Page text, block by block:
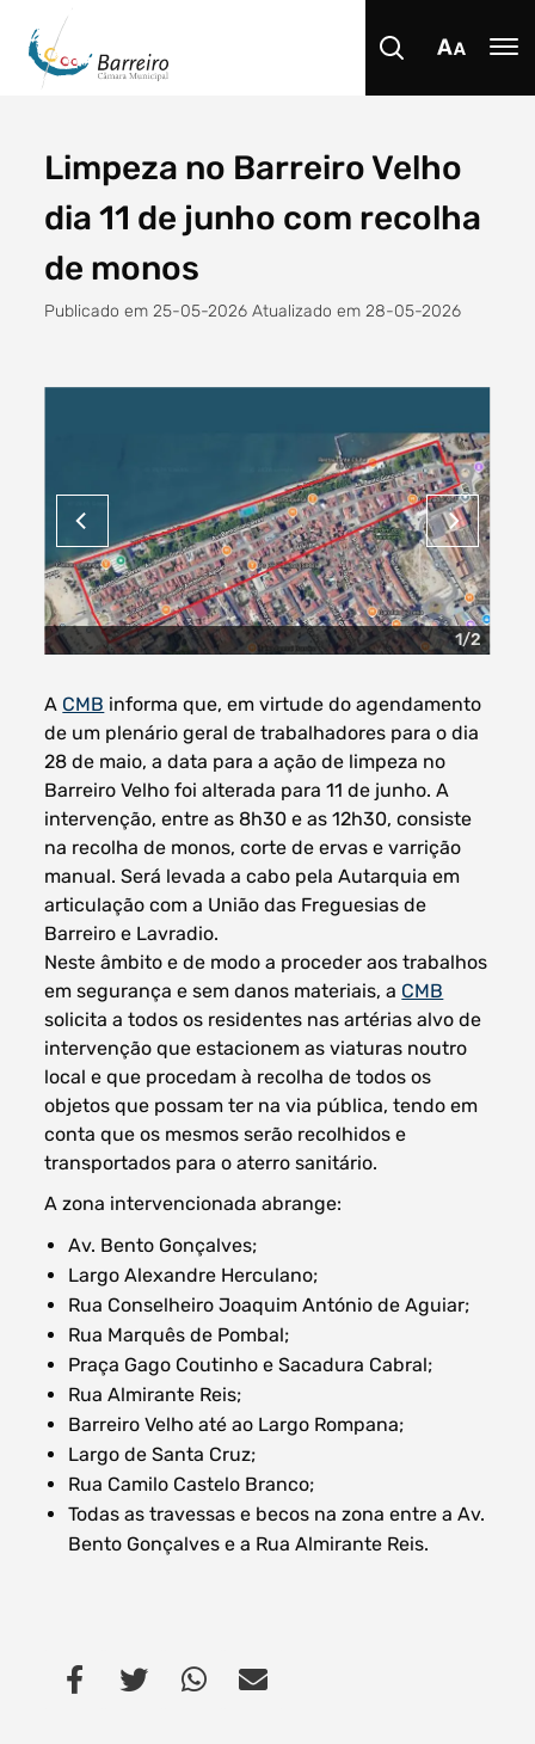
Procurar
Filtro dos anos
Filtros dos meses
data
procurar
Limpeza no Barreiro Velho
dia 11 de junho com recolha
de monos
Publicado em 25-05-2026 Atualizado em 28-05-2026
1/2
A CMB informa que, em virtude do agendamento
de um plenário geral de trabalhadores para o dia
28 de maio, a data para a ação de limpeza no
Barreiro Velho foi alterada para 11 de junho. A
intervenção, entre as 8h30 e as 12h30, consiste
na recolha de monos, corte de ervas e varrição
manual. Será levada a cabo pela Autarquia em
articulação com a União das Freguesias de
Barreiro e Lavradio.
Neste âmbito e de modo a proceder aos trabalhos
em segurança e sem danos materiais, a CMB
solicita a todos os residentes nas artérias alvo de
intervenção que estacionem as viaturas noutro
local e que procedam à recolha de todos os
objetos que possam ter na via pública, tendo em
conta que os mesmos serão recolhidos e
transportados para o aterro sanitário.
A zona intervencionada abrange:
Av. Bento Gonçalves;
Largo Alexandre Herculano;
Rua Conselheiro Joaquim António de Aguiar;
Rua Marquês de Pombal;
Praça Gago Coutinho e Sacadura Cabral;
Rua Almirante Reis;
Barreiro Velho até ao Largo Rompana;
Largo de Santa Cruz;
Rua Camilo Castelo Branco;
Todas as travessas e becos na zona entre a Av.
Bento Gonçalves e a Rua Almirante Reis.